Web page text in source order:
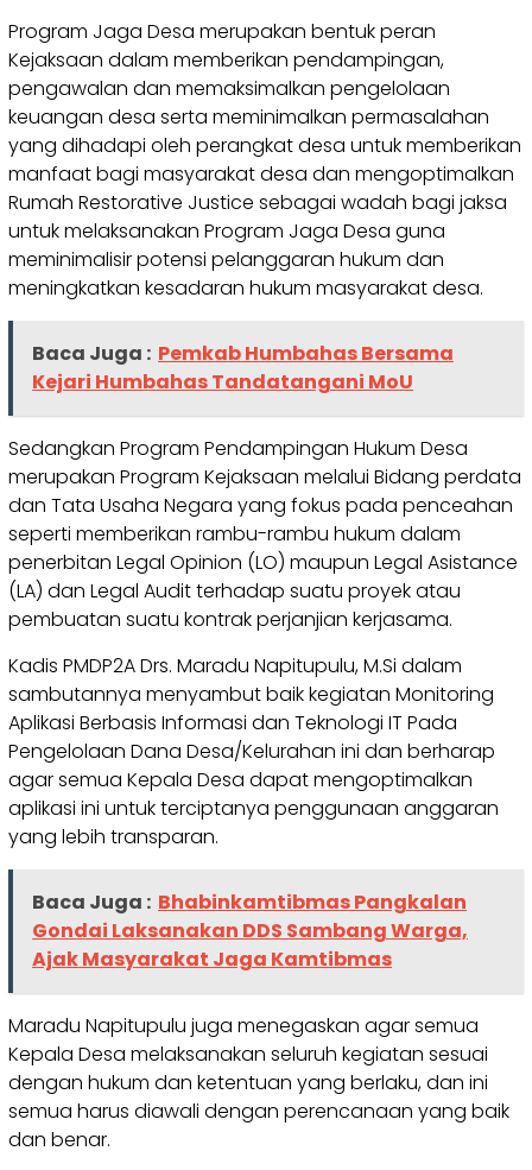
Program Jaga Desa merupakan bentuk peran
Kejaksaan dalam memberikan pendampingan,
pengawalan dan memaksimalkan pengelolaan
keuangan desa serta meminimalkan permasalahan
yang dihadapi oleh perangkat desa untuk memberikan
manfaat bagi masyarakat desa dan mengoptimalkan
Rumah Restorative Justice sebagai wadah bagi jaksa
untuk melaksanakan Program Jaga Desa guna
meminimalisir potensi pelanggaran hukum dan
meningkatkan kesadaran hukum masyarakat desa.
Baca Juga : Pemkab Humbahas Bersama
Kejari Humbahas Tandatangani MoU
Sedangkan Program Pendampingan Hukum Desa
merupakan Program Kejaksaan melalui Bidang perdata
dan Tata Usaha Negara yang fokus pada penceahan
seperti memberikan rambu-rambu hukum dalam
penerbitan Legal Opinion (LO) maupun Legal Asistance
(LA) dan Legal Audit terhadap suatu proyek atau
pembuatan suatu kontrak perjanjian kerjasama.
Kadis PMDP2A Drs. Maradu Napitupulu, M.Si dalam
sambutannya menyambut baik kegiatan Monitoring
Aplikasi Berbasis Informasi dan Teknologi IT Pada
Pengelolaan Dana Desa/Kelurahan ini dan berharap
agar semua Kepala Desa dapat mengoptimalkan
aplikasi ini untuk terciptanya penggunaan anggaran
yang lebih transparan.
Baca Juga : Bhabinkamtibmas Pangkalan
Gondai Laksanakan DDS Sambang Warga,
Ajak Masyarakat Jaga Kamtibmas
Maradu Napitupulu juga menegaskan agar semua
Kepala Desa melaksanakan seluruh kegiatan sesuai
dengan hukum dan ketentuan yang berlaku, dan ini
semua harus diawali dengan perencanaan yang baik
dan benar.